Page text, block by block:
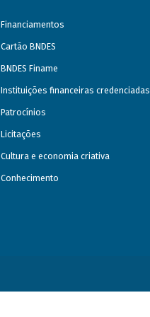
Financiamentos
Cartão BNDES
BNDES Finame
Instituições financeiras credenciadas
Patrocínios
Licitações
Cultura e economia criativa
Conhecimento